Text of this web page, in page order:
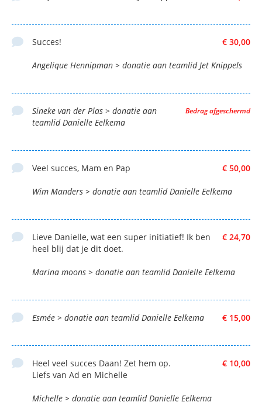
€ 30,00
Succes!
Angelique Hennipman > donatie aan teamlid Jet Knippels
Bedrag afgeschermd
Sineke van der Plas > donatie aan
teamlid Danielle Eelkema
€ 50,00
Veel succes, Mam en Pap
Wim Manders > donatie aan teamlid Danielle Eelkema
€ 24,70
Lieve Danielle, wat een super initiatief! Ik ben
heel blij dat je dit doet.
Marina moons > donatie aan teamlid Danielle Eelkema
€ 15,00
Esmée > donatie aan teamlid Danielle Eelkema
€ 10,00
Heel veel succes Daan! Zet hem op.
Liefs van Ad en Michelle
Michelle > donatie aan teamlid Danielle Eelkema